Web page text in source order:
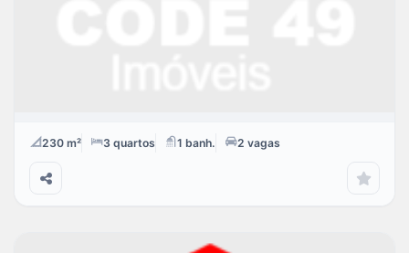
230 m² 3 quartos 1 banh. 2 vagas